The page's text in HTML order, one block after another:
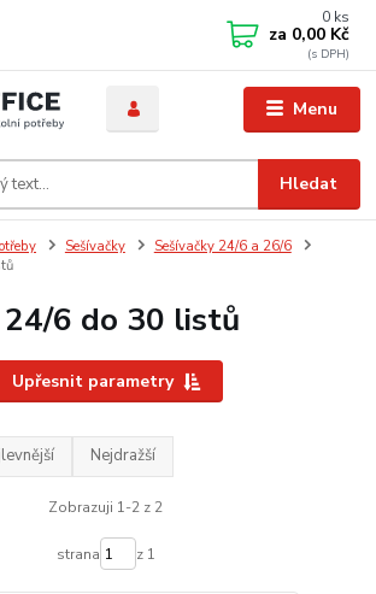
Menu
Hledat
0 ks
za 0,00 Kč
Sešívačky
Sešívačky 24/6 a 26/6
24/6 do 30 listů
Upřesnit parametry
Nejdražší
Zobrazuji 1-2 z 2
strana z 1